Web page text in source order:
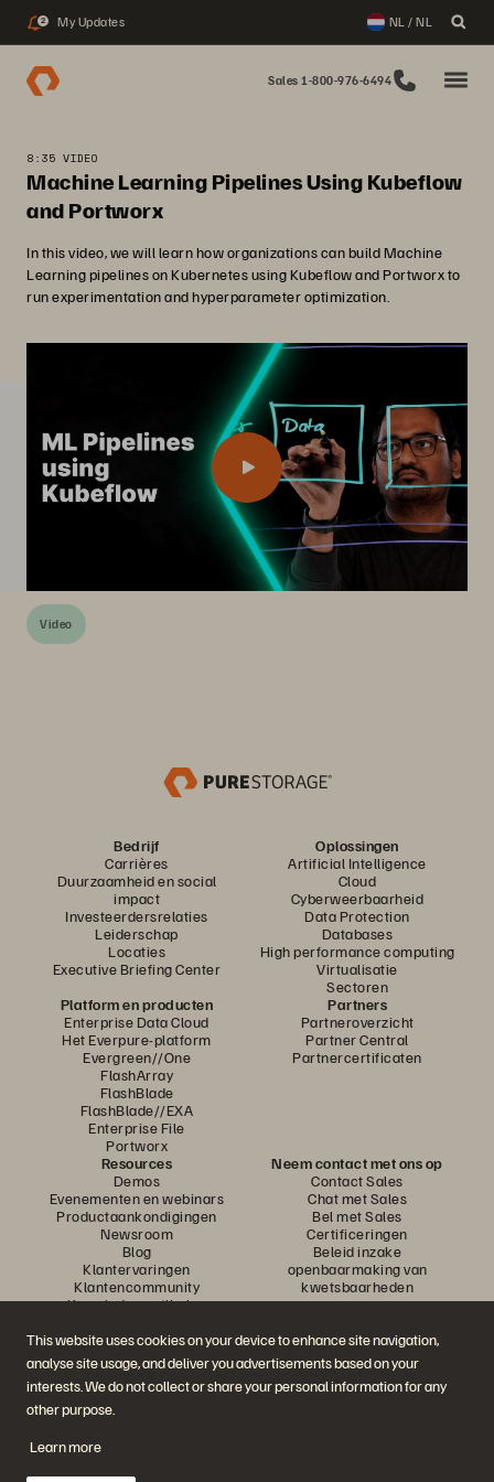
This website uses cookies on your device to enhance site navigation,
analyse site usage, and deliver you advertisements based on your
interests. We do not collect or share your personal information for any
other purpose.
Learn more
2 My Updates NL / NL
Sales 1-800-976-6494
8:35 VIDEO
Machine Learning Pipelines Using Kubeflow
and Portworx
In this video, we will learn how organizations can build Machine
Learning pipelines on Kubernetes using Kubeflow and Portworx to
run experimentation and hyperparameter optimization.
Video
Bedrijf
Carrières
Duurzaamheid en social
impact
Investeerdersrelaties
Leiderschap
Locaties
Executive Briefing Center
Oplossingen
Artificial Intelligence
Cloud
Cyberweerbaarheid
Data Protection
Databases
High performance computing
Virtualisatie
Sectoren
Platform en producten
Enterprise Data Cloud
Het Everpure-platform
Evergreen//One
FlashArray
FlashBlade
FlashBlade//EXA
Enterprise File
Portworx
Partners
Partneroverzicht
Partner Central
Partnercertificaten
Resources
Demos
Evenementen en webinars
Productaankondigingen
Newsroom
Blog
Klantervaringen
Klantencommunity
Knowledge-artikelen
Neem contact met ons op
Contact Sales
Chat met Sales
Bel met Sales
Certificeringen
Beleid inzake
openbaarmaking van
kwetsbaarheden
Neem deel aan het gesprek
Volg alle officiële sociale kanalen van Everpure